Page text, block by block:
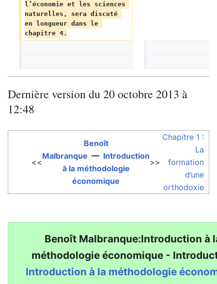
l’économie et les sciences
naturelles, sera discuté
en longueur dans le
chapitre 4.
Dernière version du 20 octobre 2013 à
12:48
<<
Benoît
Malbranque — Introduction
à la méthodologie
économique
>>
Chapitre 1 :
La
formation
d’une
orthodoxie
Benoît Malbranque:Introduction à
méthodologie économique -
Introduction à la méthodologie